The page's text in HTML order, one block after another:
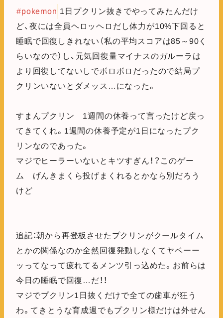
#pokemon 1日プクリン抜きでやってみたんだけ
ど、夜には全員ヘロッヘロだし体力が10%下回ると
睡眠で回復しきれない（私の平均スコアは85～90く
らいなので）し、元気回復量マイナスのガルーラは
より回復してないしでボロボロだったので結局プ
クリンいないとダメッス…になった。
すまんプクリン 1週間の休養って言ったけど戻っ
てきてくれ。1週間の休養予定が1日になったプク
リンなのであった。
マジでヒーラーいないとキツすぎん！？このゲー
ム げんきまくら投げまくれるとかなら別だろう
けど
追記：朝から再登板させたプクリンがクールタイム
とかの関係なのか全然回復発動しなくてヤベーー
ッってなって疲れてるメンツ引っ込めた。お前らは
今日の睡眠で回復…だ！！
マジでプクリン1日抜くだけで全ての歯車が狂う
わ。てきとうな育成週でもプクリン様だけは外せん